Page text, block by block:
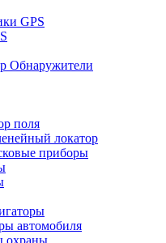
GPS
Обнаружители
поля
локатор
приборы
автомобиля
охраны